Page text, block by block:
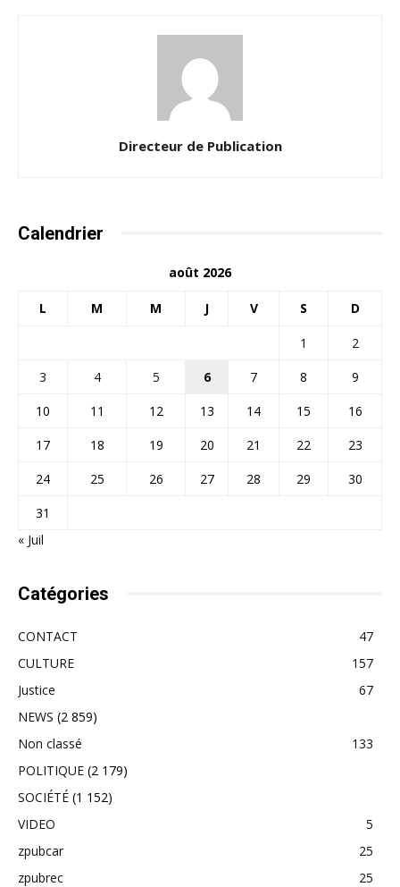
Directeur de Publication
Calendrier
août 2026
L M M J V S D
1
2
3
4 5 6 7 8
9
10
11 12 13 14 15
16
17
18 19 20 21 22
23
24
25 26 27 28 29
30
31
« Juil
Catégories
CONTACT
47
CULTURE
157
Justice
67
NEWS (2 859)
Non classé
133
POLITIQUE (2 179)
SOCIÉTÉ (1 152)
VIDEO
5
zpubcar
25
zpubrec
25